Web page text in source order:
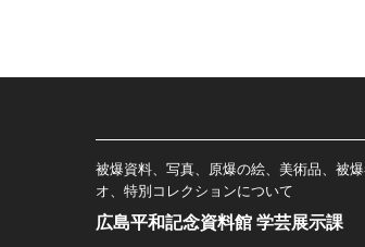
被爆資料、写真、原爆の絵、美術品、被
オ、特別コレクションについて
広島平和記念資料館 学芸展示課